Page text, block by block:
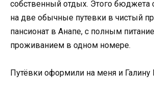
собственный отдых. Этого бюджета
на две обычные путевки в чистый
пансионат в Анапе, с полным
проживанием в одном номере.
Путёвки оформили на меня и Галину